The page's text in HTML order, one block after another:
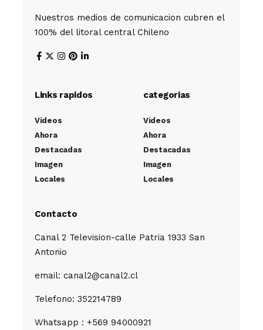
Nuestros medios de comunicacion cubren el
100% del litoral central Chileno
Links rapidos
Videos
Ahora
Destacadas
Imagen
Locales
categorias
Videos
Ahora
Destacadas
Imagen
Locales
Contacto
Canal 2 Television-calle Patria 1933 San
Antonio
email: canal2@canal2.cl
Telefono: 352214789
Whatsapp : +569 94000921